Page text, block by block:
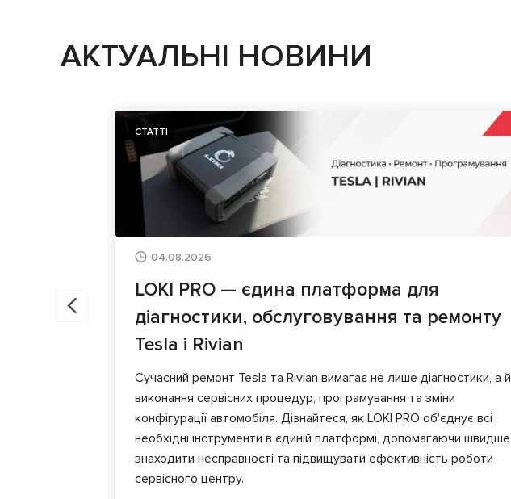
АКТУАЛЬНІ НОВИНИ
СТАТТІ
04.08.2026
LOKI PRO — єдина платформа для
діагностики, обслуговування та ремонту
Tesla і Rivian
Сучасний ремонт Tesla та Rivian вимагає не лише діагностики, а й
виконання сервісних процедур, програмування та зміни
конфігурації автомобіля. Дізнайтеся, як LOKI PRO об'єднує всі
необхідні інструменти в єдиній платформі, допомагаючи швидше
знаходити несправності та підвищувати ефективність роботи
сервісного центру.